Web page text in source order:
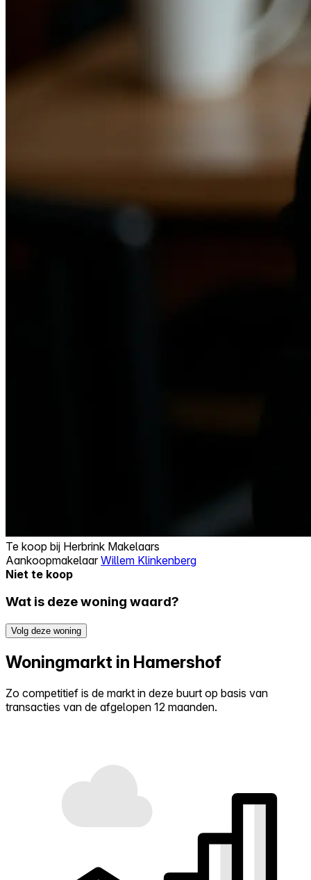
Te koop bij Herbrink Makelaars
AankoopmakelaarWillem Klinkenberg
Niet te koop
Wat is deze woning waard?
Volg deze woning
Woningmarkt in Hamershof
Zo competitief is de markt in deze buurt op basis van
transacties van de afgelopen 12 maanden.